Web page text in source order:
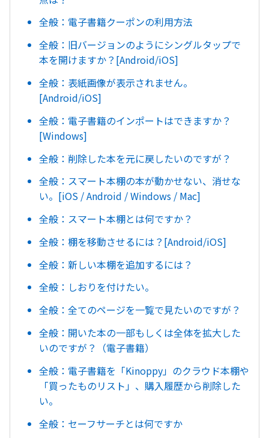
全般：電子書籍クーポンの利用方法
全般：旧バージョンのようにシングルタップで
本を開けますか？[Android/iOS]
全般：表紙画像が表示されません。
[Android/iOS]
全般：電子書籍のインポートはできますか？
[Windows]
全般：削除した本を元に戻したいのですが？
全般：スマート本棚の本が動かせない、消せな
い。[iOS / Android / Windows / Mac]
全般：スマート本棚とは何ですか？
全般：棚を移動させるには？[Android/iOS]
全般：新しい本棚を追加するには？
全般：しおりを付けたい。
全般：全てのページを一覧で見たいのですが？
全般：開いた本の一部もしくは全体を拡大した
いのですが？（電子書籍）
全般：電子書籍を「Kinoppy」のクラウド本棚や
「買ったものリスト」、購入履歴から削除した
い。
全般：セーフサーチとは何ですか